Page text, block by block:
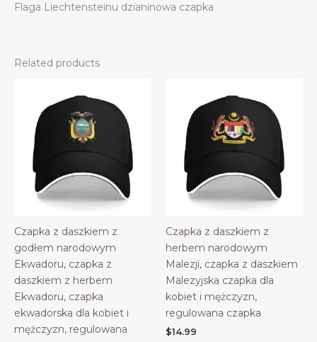
Flaga Liechtensteinu dzianinowa czapka
Related products
Czapka z daszkiem z
godłem narodowym
Ekwadoru, czapka z
daszkiem z herbem
Ekwadoru, czapka
ekwadorska dla kobiet i
mężczyzn, regulowana
Czapka z daszkiem z
herbem narodowym
Malezji, czapka z daszkiem
Malezyjska czapka dla
kobiet i mężczyzn,
regulowana czapka
$14.99